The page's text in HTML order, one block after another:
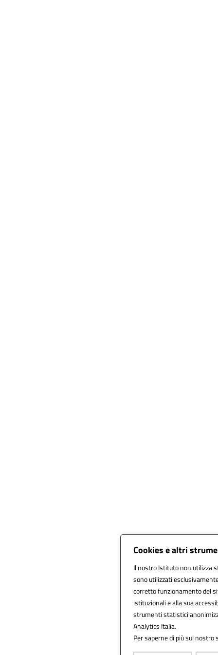
Cookies e altri
Il nostro Istituto non utilizza
sono utilizzati
corretto funzionamento del
istituzionali e alla sua
strumenti statistici
Analytics Italia.
Per saperne di più sul